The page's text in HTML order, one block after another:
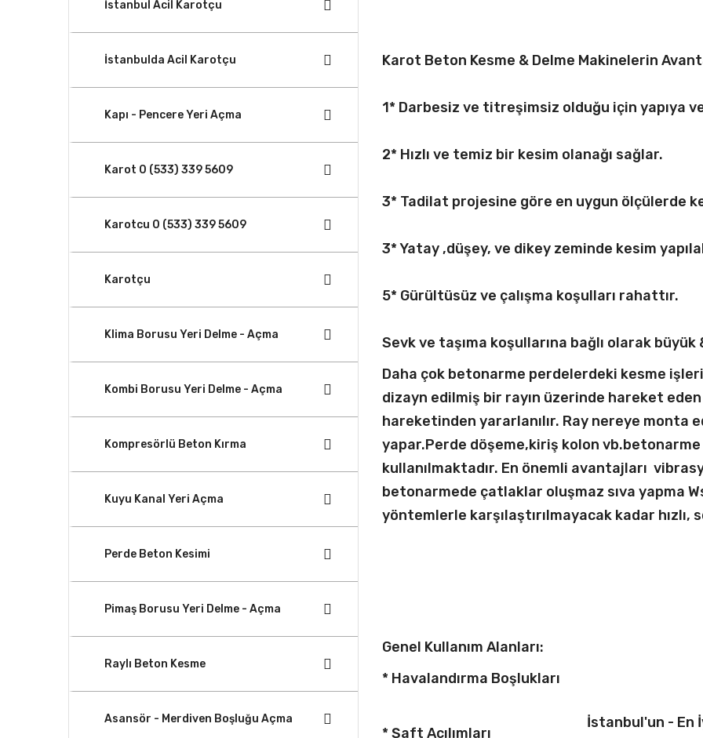
İstanbul Acil Karotçu
İstanbulda Acil Karotçu
Kapı - Pencere Yeri Açma
Karot 0 (533) 339 5609
Karotcu 0 (533) 339 5609
Karotçu
Klima Borusu Yeri Delme - Açma
Kombi Borusu Yeri Delme - Açma
Kompresörlü Beton Kırma
Kuyu Kanal Yeri Açma
Perde Beton Kesimi
Pimaş Borusu Yeri Delme - Açma
Raylı Beton Kesme
Asansör - Merdiven Boşluğu Açma
Karot Beton Kesme & Delme Makinelerin
1* Darbesiz ve titreşimsiz olduğu için yapıya
2* Hızlı ve temiz bir kesim olanağı sağlar.
3* Tadilat projesine göre en uygun ölçülerde
3* Yatay ,düşey, ve dikey zeminde kesim
5* Gürültüsüz ve çalışma koşulları rahattır.
Sevk ve taşıma koşullarına bağlı olarak
Daha çok betonarme perdelerdeki kesme
dizayn edilmiş bir rayın üzerinde hareket
hareketinden yararlanılır. Ray nereye monta
yapar.Perde döşeme,kiriş kolon vb.betonarme
kullanılmaktadır. En önemli avantajları
betonarmede çatlaklar oluşmaz sıva yapma
yöntemlerle karşılaştırılmayacak kadar
Genel Kullanım Alanları:
* Havalandırma Boşlukları
* Şaft Açılımları
İstanbul'un - En